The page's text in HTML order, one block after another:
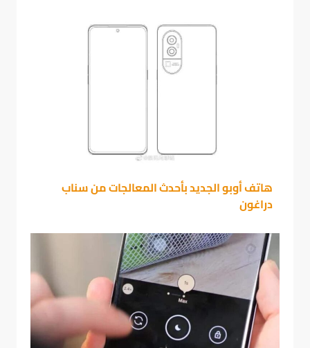
هاتف أوبو الجديد بأحدث المعالجات من سناب
دراغون